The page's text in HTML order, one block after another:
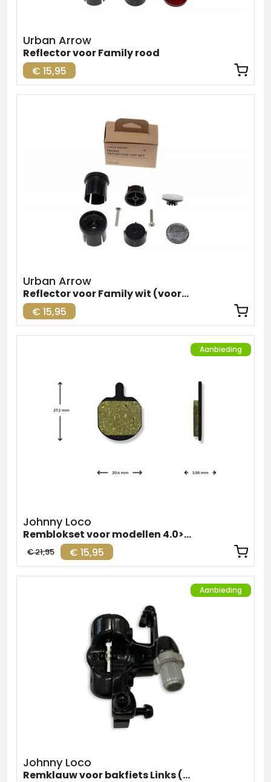
Urban Arrow
Reflector voor Family rood
€ 15,95
Urban Arrow
Reflector voor Family wit (voorzijde)
€ 15,95
Aanbieding
Johnny Loco
Remblokset voor modellen 4.0>5.1
€ 15,95
€ 21,95
Aanbieding
Johnny Loco
Remklauw voor bakfiets Links (voorrem)